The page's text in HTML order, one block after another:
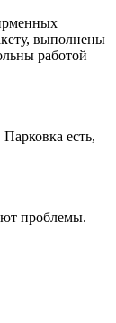
выполнены
работой
есть,
проблемы.